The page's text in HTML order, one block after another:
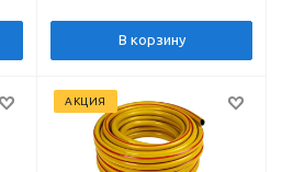
В корзину
АКЦИЯ